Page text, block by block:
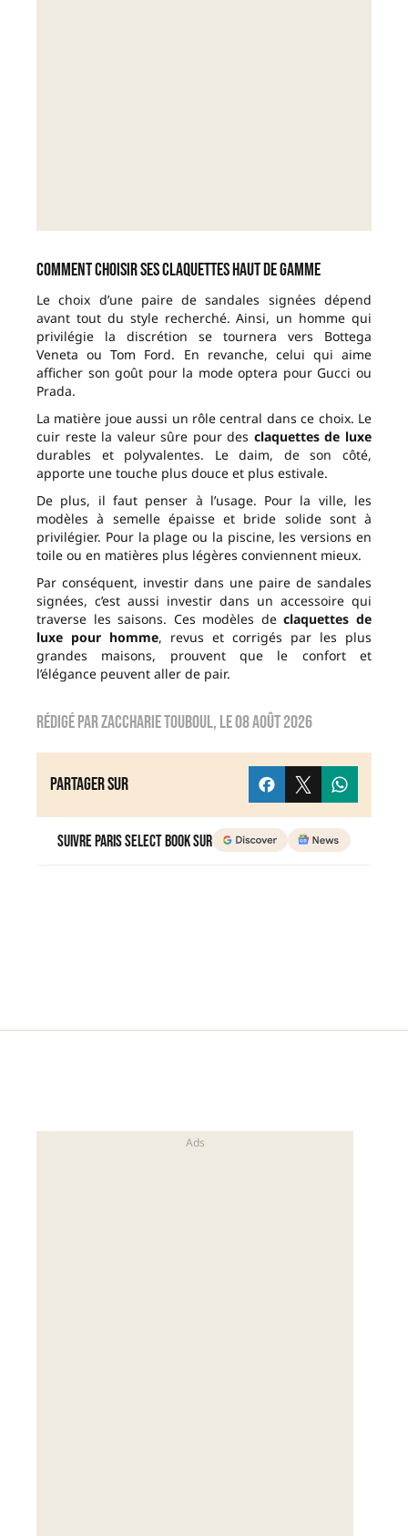
Comment choisir ses claquettes haut de gamme
Le choix d’une paire de sandales signées dépend
avant tout du style recherché. Ainsi, un homme qui
privilégie la discrétion se tournera vers Bottega
Veneta ou Tom Ford. En revanche, celui qui aime
afficher son goût pour la mode optera pour Gucci ou
Prada.
La matière joue aussi un rôle central dans ce choix. Le
cuir reste la valeur sûre pour des claquettes de luxe
durables et polyvalentes. Le daim, de son côté,
apporte une touche plus douce et plus estivale.
De plus, il faut penser à l’usage. Pour la ville, les
modèles à semelle épaisse et bride solide sont à
privilégier. Pour la plage ou la piscine, les versions en
toile ou en matières plus légères conviennent mieux.
Par conséquent, investir dans une paire de sandales
signées, c’est aussi investir dans un accessoire qui
traverse les saisons. Ces modèles declaquettes de
luxe pour homme, revus et corrigés par les plus
grandes maisons, prouvent que le confort et
l’élégance peuvent aller de pair.
Rédigé parzaccharie touboul, le08 août 2026
Partager sur
Suivre Paris Select Book sur